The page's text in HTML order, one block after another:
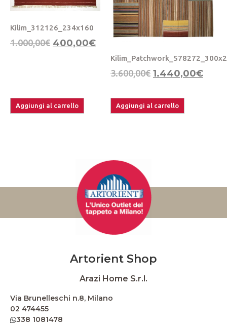
Kilim_312126_234x160
1.000,00€ 400,00€
Aggiungi al carrello
3.600,00€ 1.440,00€
Aggiungi al carrello
Artorient Shop
Arazi Home S.r.l.
Via Brunelleschi n.8, Milano
02 474455
338 1081478